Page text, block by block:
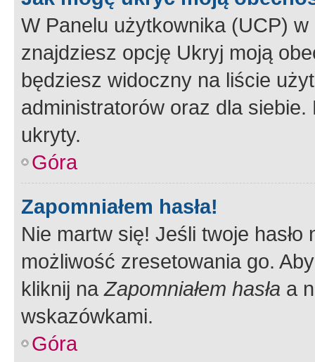
W Panelu użytkownika (UCP) w
znajdziesz opcję Ukryj moją
będziesz widoczny na liście
administratorów oraz dla
ukryty.
Góra
Zapomniałem hasła!
Nie martw się! Jeśli twoje
możliwość zresetowania go.
kliknij naZapomniałem hasła a
wskazówkami.
Góra